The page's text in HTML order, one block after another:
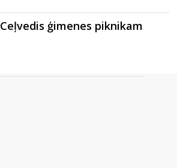
Ceļvedis ģimenes piknikam